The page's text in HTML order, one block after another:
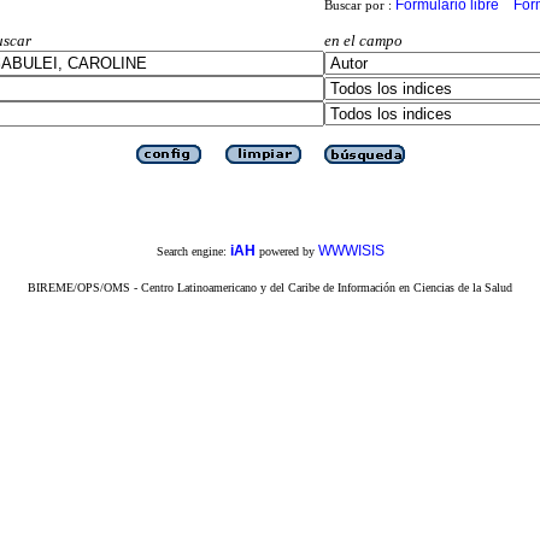
Buscar por : Formulario libre
en el campo
Search engine: iAH powered by WWWISIS
BIREME/OPS/OMS - Centro Latinoamericano y del Caribe de Información en Ciencias de la Salud